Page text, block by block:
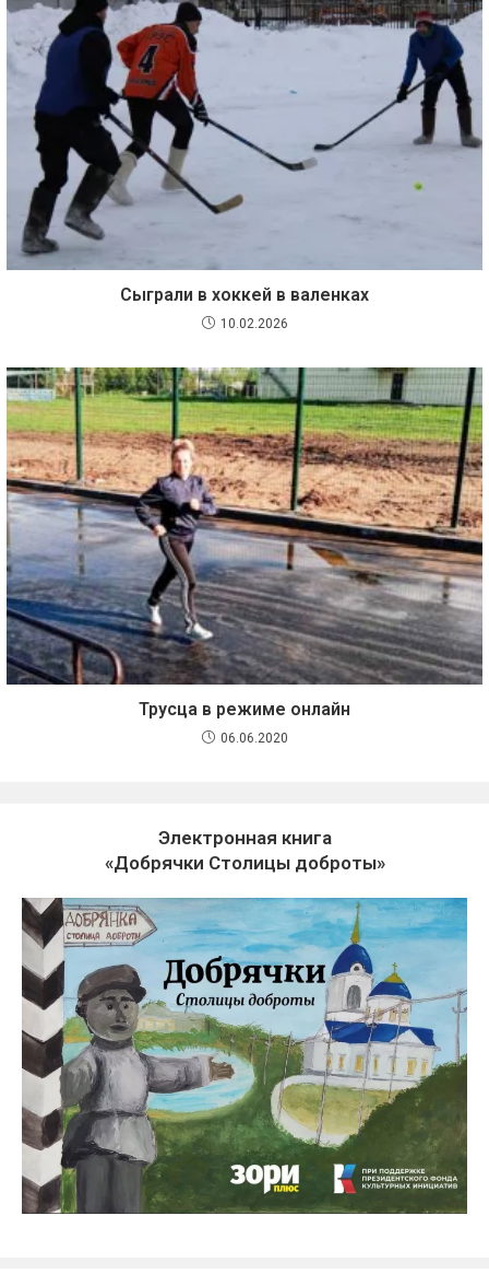
Сыграли в хоккей в валенках
10.02.2026
Трусца в режиме онлайн
06.06.2020
Электронная книга
«Добрячки Столицы доброты»